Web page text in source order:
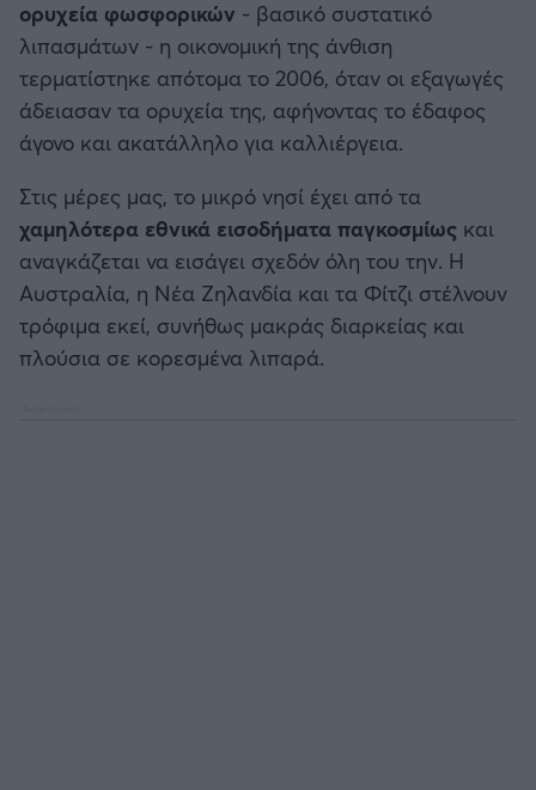
ορυχεία φωσφορικών - βασικό συστατικό
λιπασμάτων - η οικονομική της άνθιση
τερματίστηκε απότομα το 2006, όταν οι εξαγωγές
άδειασαν τα ορυχεία της, αφήνοντας το έδαφος
άγονο και ακατάλληλο για καλλιέργεια.
Στις μέρες μας, το μικρό νησί έχει από τα
χαμηλότερα εθνικά εισοδήματα παγκοσμίως και
αναγκάζεται να εισάγει σχεδόν όλη του την. Η
Αυστραλία, η Νέα Ζηλανδία και τα Φίτζι στέλνουν
τρόφιμα εκεί, συνήθως μακράς διαρκείας και
πλούσια σε κορεσμένα λιπαρά.